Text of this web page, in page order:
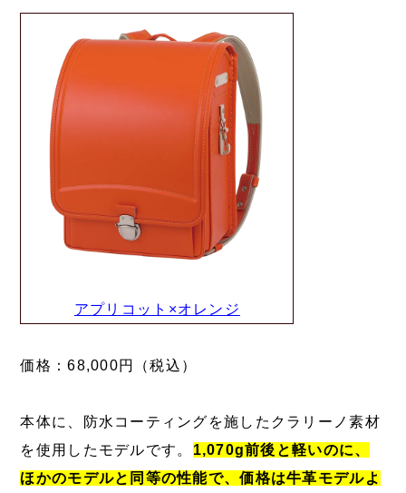
アプリコット×オレンジ
価格：68,000円（税込）
本体に、防水コーティングを施したクラリーノ素材
を使用したモデルです。 1,070g前後と軽いのに、
ほかのモデルと同等の性能で、価格は牛革モデルよ